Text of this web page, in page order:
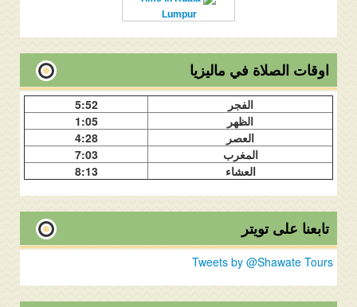
Lumpur
اوقات الصلاة في ماليزيا
الفجر
5:52
الظهر
1:05
العصر
4:28
المغرب
7:03
العشاء
8:13
تابعنا على تويتر
Tweets by @Shawate Tours